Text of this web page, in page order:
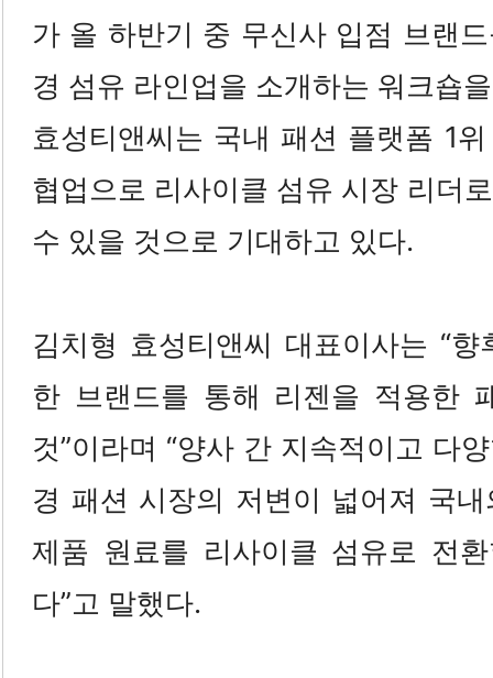
가 올 하반기 중 무신사 입점 브랜
경 섬유 라인업을 소개하는 워크숍
효성티앤씨는 국내 패션 플랫폼 1
협업으로 리사이클 섬유 시장 리더
수 있을 것으로 기대하고 있다.
김치형 효성티앤씨 대표이사는 “
한 브랜드를 통해 리젠을 적용한
것”이라며 “양사 간 지속적이고 다
경 패션 시장의 저변이 넓어져 국
제품 원료를 리사이클 섬유로 전
다”고 말했다.